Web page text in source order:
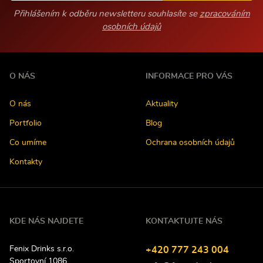
Přihlášením k odběru newsletteru souhlasíte se zpracováním
osobních údajů
O NÁS
O nás
Portfolio
Co umíme
Kontakty
INFORMACE PRO VÁS
Aktuality
Blog
Ochrana osobních údajů
KDE NÁS NAJDETE
Fenix Drinks s.r.o.
KONTAKTUJTE NÁS
Telefon:
+420 777 243 004